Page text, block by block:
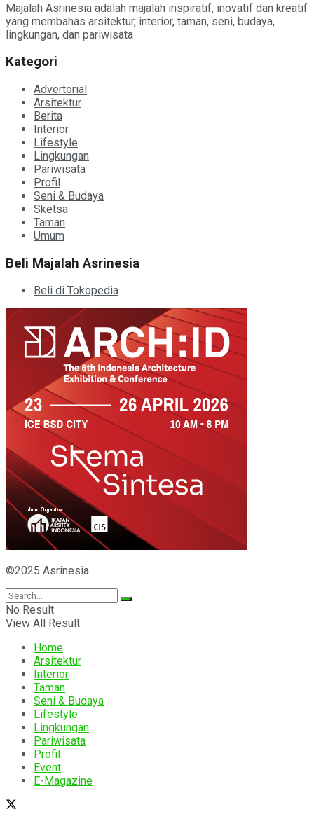
Majalah Asrinesia adalah majalah inspiratif, inovatif dan kreatif
yang membahas arsitektur, interior, taman, seni, budaya,
lingkungan, dan pariwisata
Kategori
Advertorial
Arsitektur
Berita
Interior
Lifestyle
Lingkungan
Pariwisata
Profil
Seni & Budaya
Sketsa
Taman
Umum
Beli Majalah Asrinesia
Beli di Tokopedia
©2025 Asrinesia
No Result
View All Result
Home
Arsitektur
Interior
Taman
Seni & Budaya
Lifestyle
Lingkungan
Pariwisata
Profil
Event
E-Magazine